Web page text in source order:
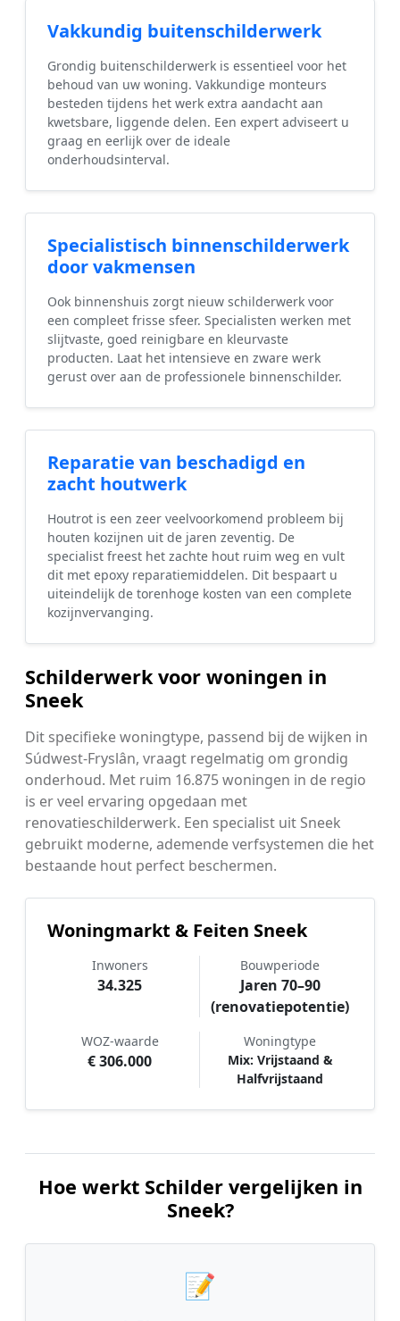
Vakkundig buitenschilderwerk
Grondig buitenschilderwerk is essentieel voor het
behoud van uw woning. Vakkundige monteurs
besteden tijdens het werk extra aandacht aan
kwetsbare, liggende delen. Een expert adviseert u
graag en eerlijk over de ideale
onderhoudsinterval.
Specialistisch binnenschilderwerk
door vakmensen
Ook binnenshuis zorgt nieuw schilderwerk voor
een compleet frisse sfeer. Specialisten werken met
slijtvaste, goed reinigbare en kleurvaste
producten. Laat het intensieve en zware werk
gerust over aan de professionele binnenschilder.
Reparatie van beschadigd en
zacht houtwerk
Houtrot is een zeer veelvoorkomend probleem bij
houten kozijnen uit de jaren zeventig. De
specialist freest het zachte hout ruim weg en vult
dit met epoxy reparatiemiddelen. Dit bespaart u
uiteindelijk de torenhoge kosten van een complete
kozijnvervanging.
Schilderwerk voor woningen in
Sneek
Dit specifieke woningtype, passend bij de wijken in
Súdwest-Fryslân, vraagt regelmatig om grondig
onderhoud. Met ruim 16.875 woningen in de regio
is er veel ervaring opgedaan met
renovatieschilderwerk. Een specialist uit Sneek
gebruikt moderne, ademende verfsystemen die het
bestaande hout perfect beschermen.
Woningmarkt & Feiten Sneek
Inwoners
34.325
Bouwperiode
Jaren 70–90
(renovatiepotentie)
WOZ-waarde
€ 306.000
Woningtype
Mix: Vrijstaand &
Halfvrijstaand
Hoe werkt Schilder vergelijken in
Sneek?
📝